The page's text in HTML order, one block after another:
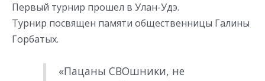
Первый турнир прошел в Улан-Удэ.
Турнир посвящен памяти общественницы Галины
Горбатых.
«Пацаны СВОшники, не